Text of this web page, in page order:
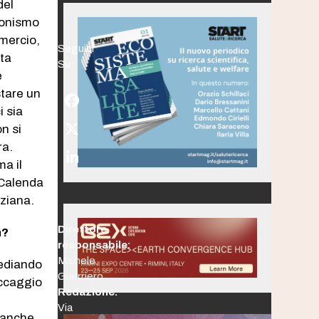
un
sia
si
il
Seguici
Su:
Facebook
Twitter
(deprecated)
LinkedIn
Direttore
responsabile:
Michele
Guerriero
Redazione:
Via